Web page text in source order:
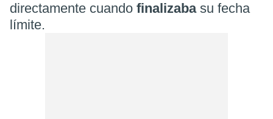
directamente cuando finalizaba su fecha
límite.